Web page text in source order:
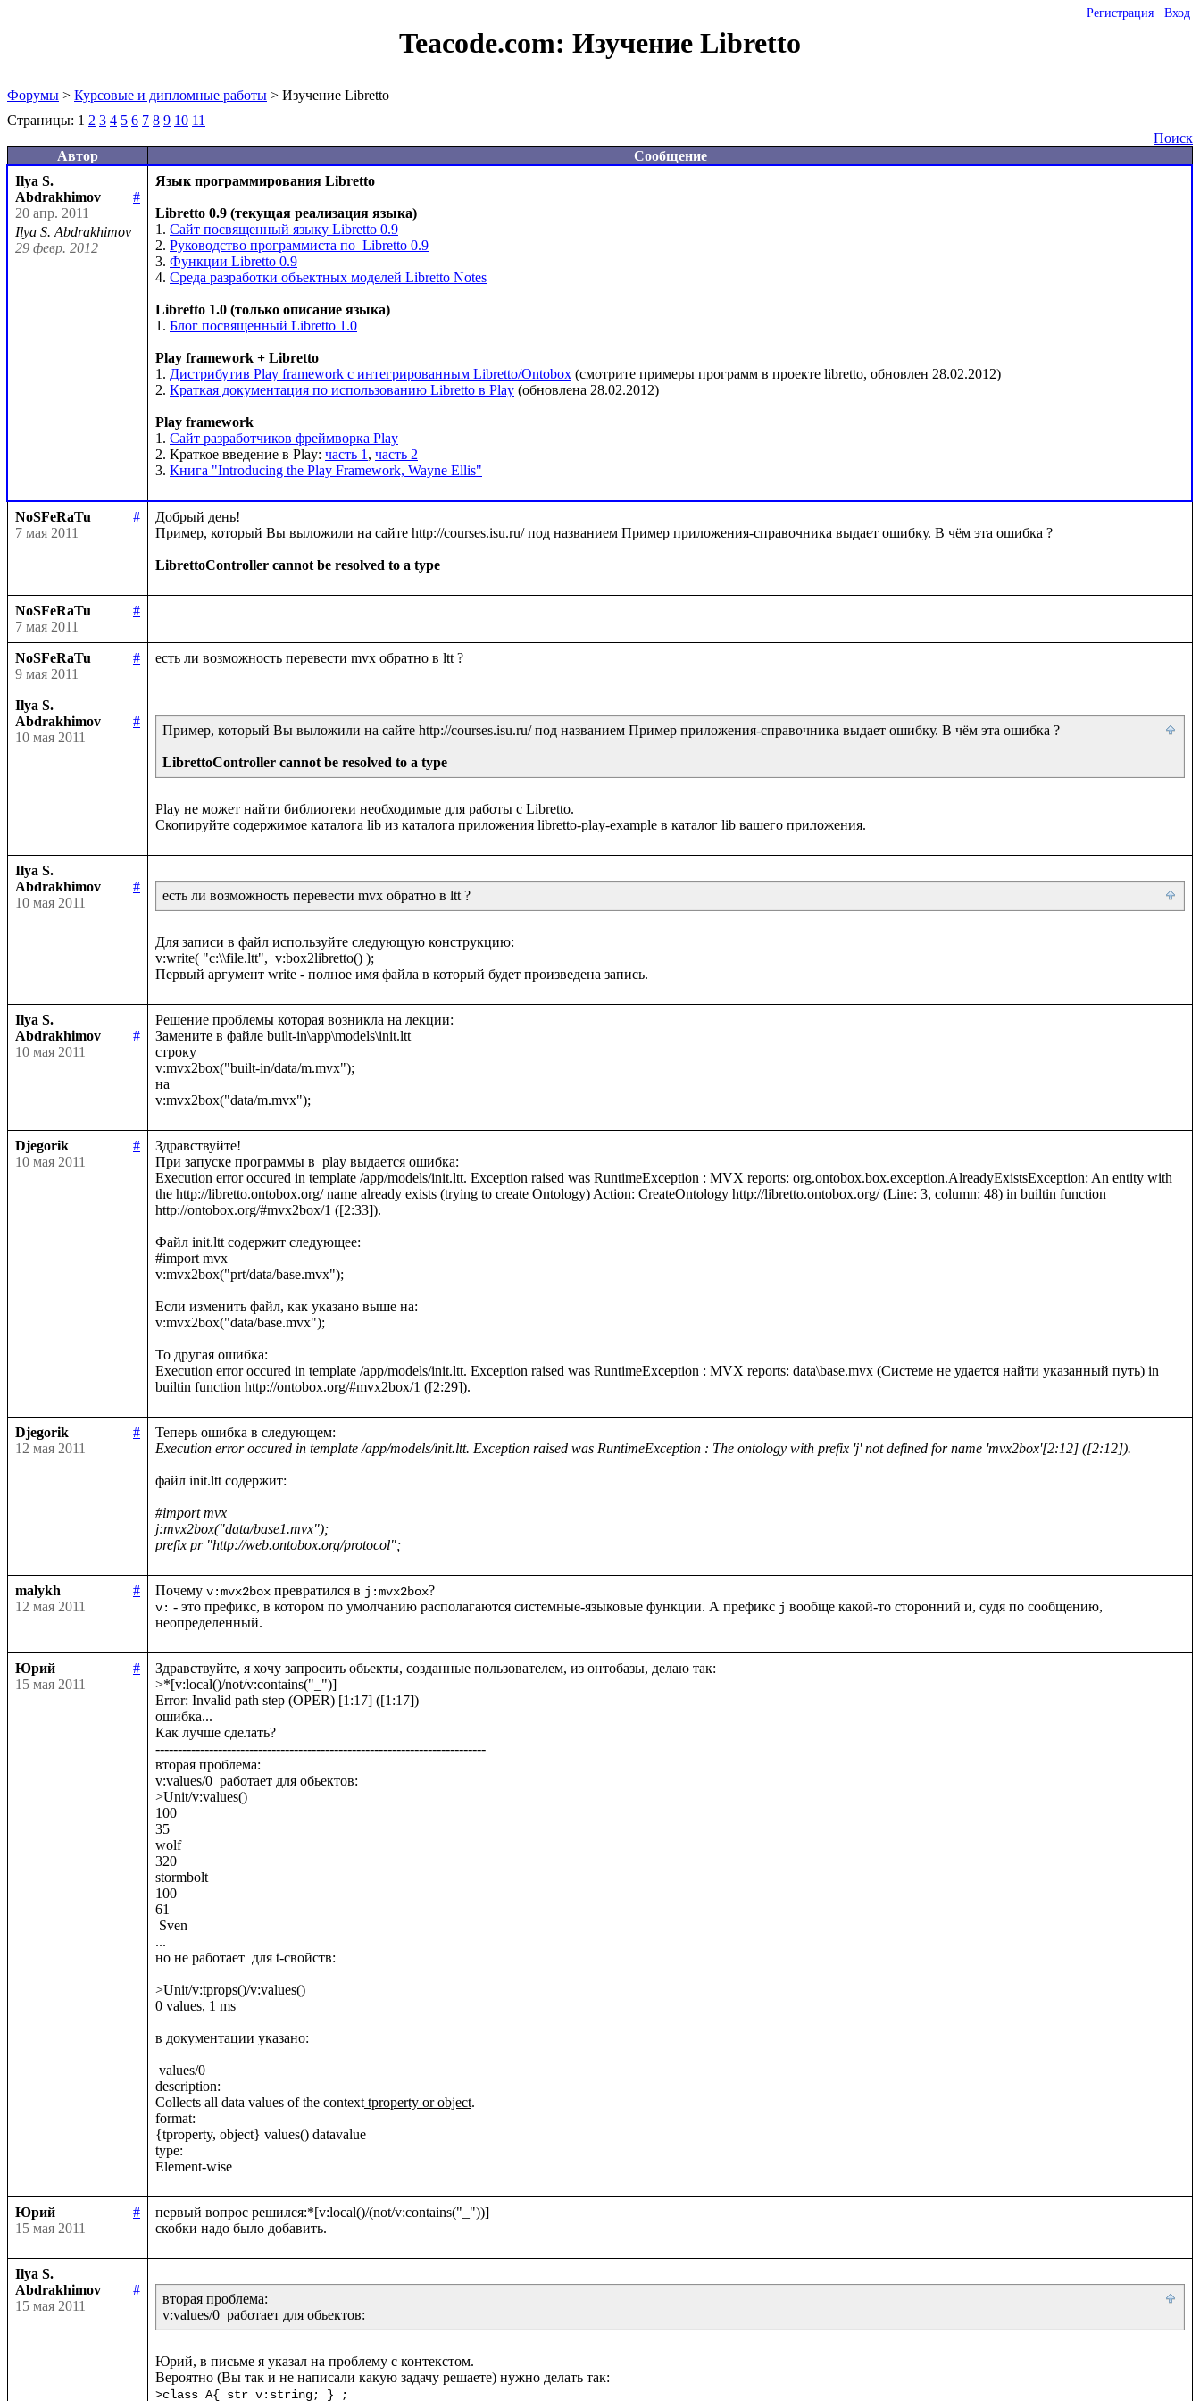
Регистрация Вход
Teacode.com: Изучение Libretto
Форумы > Курсовые и дипломные работы > Изучение Libretto
Страницы: 1 2 3 4 5 6 7 8 9 10 11
Поиск
Автор
Сообщение
Ilya S.
Abdrakhimov
#
20 апр. 2011
Ilya S. Abdrakhimov
29 февр. 2012
Язык программирования Libretto
Libretto 0.9 (текущая реализация языка)
1. Сайт посвященный языку Libretto 0.9
2. Руководство программиста по  Libretto 0.9
3. Функции Libretto 0.9
4. Среда разработки объектных моделей Libretto Notes
Libretto 1.0 (только описание языка)
1. Блог посвященный Libretto 1.0
Play framework + Libretto
1. Дистрибутив Play framework c интегрированным Libretto/Ontobox (смотрите примеры программ в проекте libretto, обновлен 28.02.2012)
2. Краткая документация по использованию Libretto в Play (обновлена 28.02.2012)
Play framework
1. Сайт разработчиков фреймворка Play
2. Краткое введение в Play: часть 1 , часть 2
3. Книга "Introducing the Play Framework, Wayne Ellis"
NoSFeRaTu
#
7 мая 2011
Добрый день!
Пример, который Вы выложили на сайте http://courses.isu.ru/ под названием Пример приложения-справочника выдает ошибку. В чём эта ошибка ?
LibrettoController cannot be resolved to a type
NoSFeRaTu
#
7 мая 2011
NoSFeRaTu
#
9 мая 2011
Ilya S.
Abdrakhimov
#
10 мая 2011
Пример, который Вы выложили на сайте http://courses.isu.ru/ под названием Пример приложения-справочника выдает ошибку. В чём эта ошибка ?
LibrettoController cannot be resolved to a type
Play не может найти библиотеки необходимые для работы с Libretto.
Ilya S.
Abdrakhimov
#
10 мая 2011
есть ли возможность перевести mvx обратно в ltt ?
Для записи в файл используйте следующую конструкцию:
v:write( "c:\\file.ltt",  v:box2libretto() );
Ilya S.
Abdrakhimov
#
10 мая 2011
Решение проблемы которая возникла на лекции:
Замените в файле built-in\app\models\init.ltt
строку
v:mvx2box("built-in/data/m.mvx");
на
Djegorik
#
10 мая 2011
Здравствуйте!
При запуске программы в  play выдается ошибка:
Execution error occured in template /app/models/init.ltt. Exception raised was RuntimeException : MVX reports: org.ontobox.box.exception.AlreadyExistsException: An entity with
the http://libretto.ontobox.org/ name already exists (trying to create Ontology) Action: CreateOntology http://libretto.ontobox.org/ (Line: 3, column: 48) in builtin function
http://ontobox.org/#mvx2box/1 ([2:33]).
Файл init.ltt содержит следующее:
#import mvx
v:mvx2box("prt/data/base.mvx");
Если изменить файл, как указано выше на:
v:mvx2box("data/base.mvx");
То другая ошибка:
Execution error occured in template /app/models/init.ltt. Exception raised was RuntimeException : MVX reports: data\base.mvx (Системе не удается найти указанный путь) in
Djegorik
#
12 мая 2011
Execution error occured in template /app/models/init.ltt. Exception raised was RuntimeException : The ontology with prefix 'j' not defined for name 'mvx2box'[2:12] ([2:12]).
файл init.ltt содержит:
#import mvx
j:mvx2box("data/base1.mvx");
prefix pr "http://web.ontobox.org/protocol";
malykh
#
12 мая 2011
Почему v:mvx2box превратился в j:mvx2box
v: - это префикс, в котором по умолчанию располагаются системные-языковые функции. А префикс j вообще какой-то сторонний и, судя по сообщению,
неопределенный.
Юрий
#
15 мая 2011
Здравствуйте, я хочу запросить обьекты, созданные пользователем, из онтобазы, делаю так:
>*[v:local()/not/v:contains("_")]
Error: Invalid path step (OPER) [1:17] ([1:17])
ошибка...
Как лучше сделать?
--------------------------------------------------------------------------
вторая проблема:
v:values/0  работает для обьектов:
>Unit/v:values()
100
35
wolf
320
stormbolt
100
61
...
но не работает  для t-свойств:
>Unit/v:tprops()/v:values()
0 values, 1 ms
в документации указано:
description:
Collects all data values of the context tproperty or object.
format:
{tproperty, object} values() datavalue
type:
Юрий
#
15 мая 2011
первый вопрос решился:*[v:local()/(not/v:contains("_"))]
Ilya S.
Abdrakhimov
#
15 мая 2011
вторая проблема:
Юрий, в письме я указал на проблему с контекстом.
>class A{ str v:string; } ;